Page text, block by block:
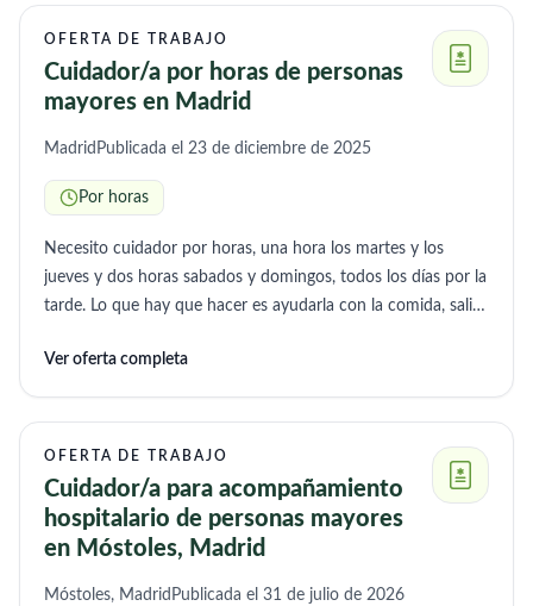
OFERTA DE TRABAJO
Cuidador/a por horas de personas
mayores en Madrid
Madrid Publicada el 23 de diciembre de 2025
Por horas
Necesito cuidador por horas, una hora los martes y los
jueves y dos horas sabados y domingos, todos los días por la
tarde. Lo que hay que hacer es ayudarla con la comida, salir
Ver oferta completa
OFERTA DE TRABAJO
Cuidador/a para acompañamiento
hospitalario de personas mayores
en Móstoles, Madrid
Móstoles, Madrid Publicada el 31 de julio de 2026